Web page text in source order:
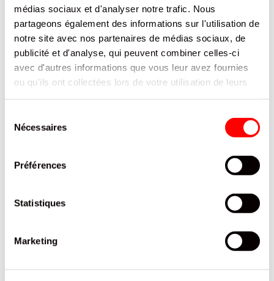
médias sociaux et d'analyser notre trafic. Nous
partageons également des informations sur l'utilisation de
notre site avec nos partenaires de médias sociaux, de
publicité et d'analyse, qui peuvent combiner celles-ci
avec d'autres informations que vous leur avez fournies
ou qu'ils ont collectées lors de votre utilisation de leurs
Nécessaires
Préférences
Statistiques
Marketing
DAIM X60 460G
REF.8107403